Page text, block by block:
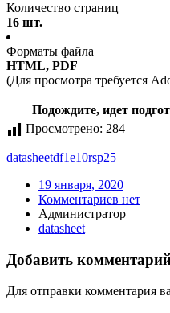
Количество страниц
16 шт.
Форматы файла
HTML, PDF
(Для просмотра требуется
Подождите, идет
Просмотрено: 284
datasheetdf1e10rsp25
19 января, 2020
Комментариев нет
Администратор
datasheet
Добавить
Для отправки комментария